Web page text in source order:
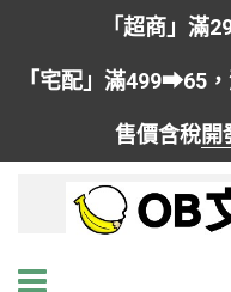
「超商」滿
「宅配」滿499➡65
售價含稅開